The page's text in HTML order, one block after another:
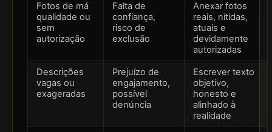
Fotos de má
qualidade ou
sem
autorização
Falta de
confiança,
risco de
exclusão
Anexar fotos
reais, nítidas,
atuais e
devidamente
autorizadas
Descrições
vagas ou
exageradas
Prejuízo de
engajamento,
possível
denúncia
Escrever texto
objetivo,
honesto e
alinhado à
realidade